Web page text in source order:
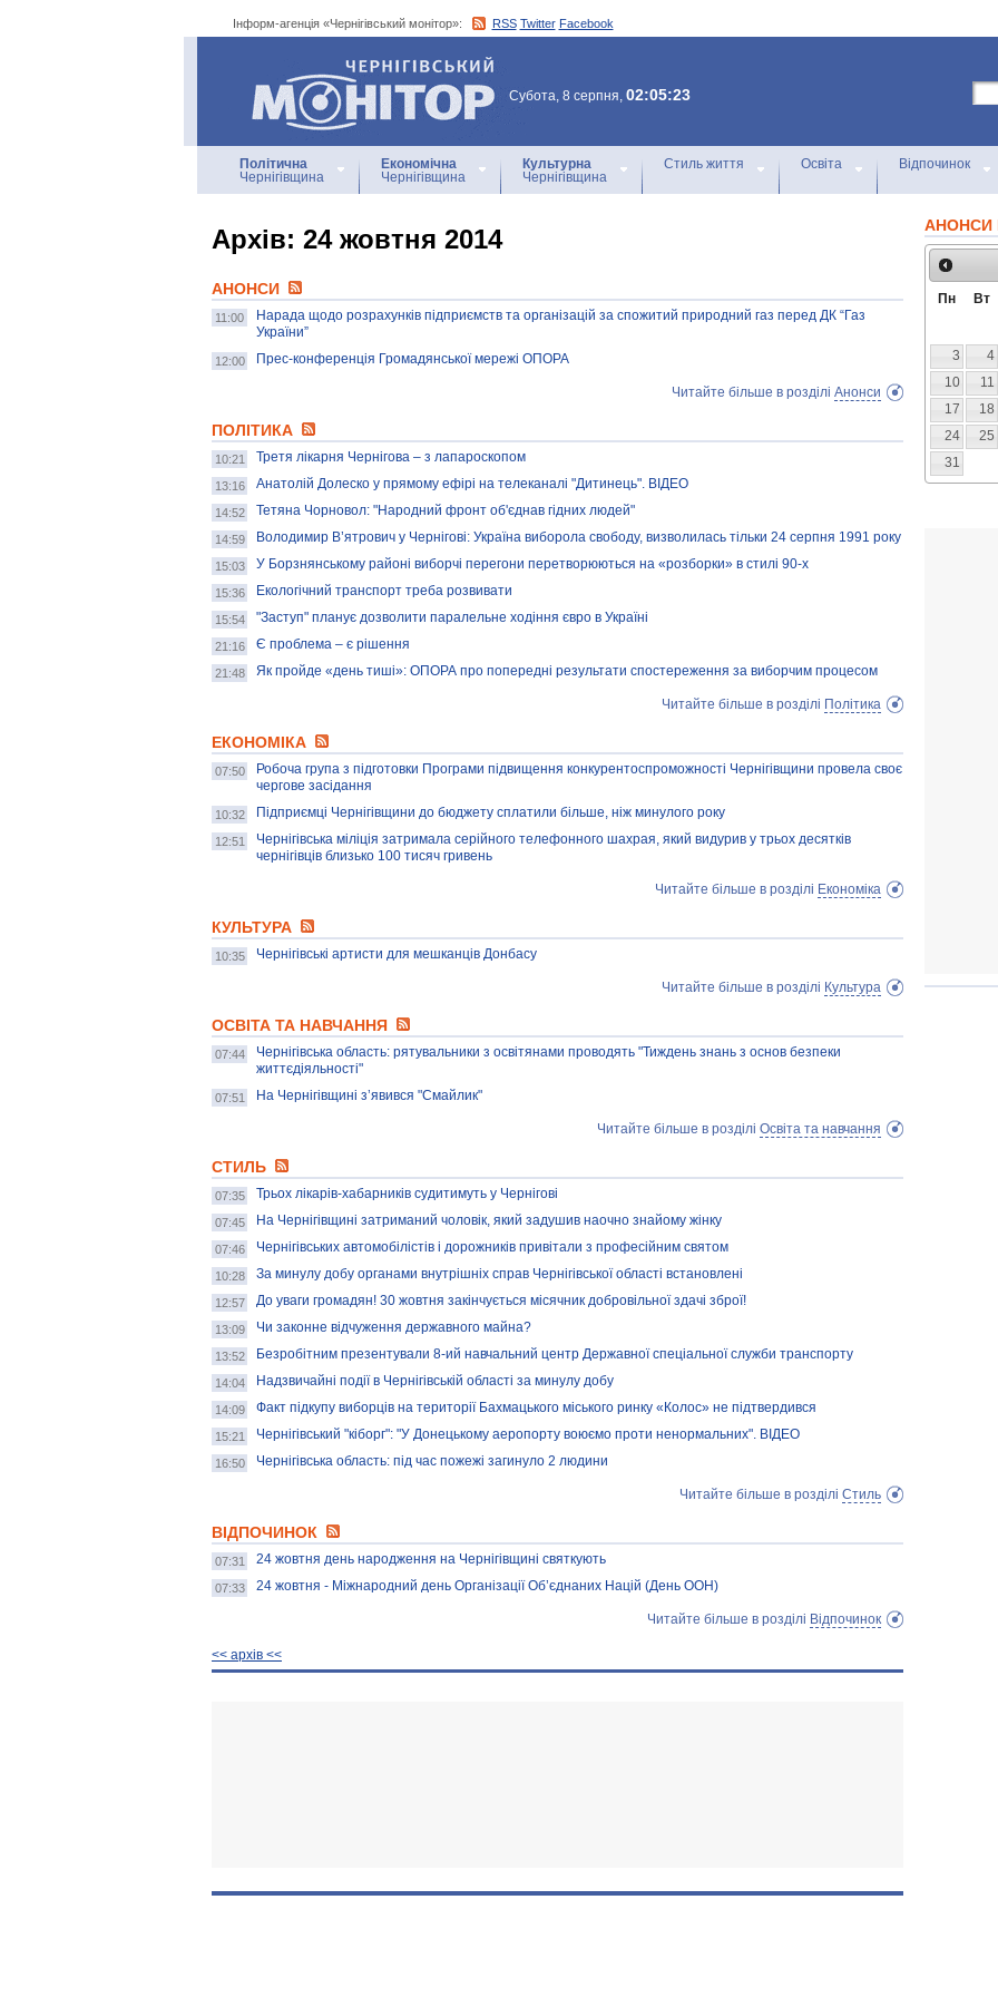
Інформ-агенція «Чернігівський монітор»: RSS Twitter Facebook
Інформ-агенція
«Чернігівський монітор»
Субота, 8 серпня, 02:05:23
Політична
Чернігівщина
Економічна
Чернігівщина
Культурна
Чернігівщина
Стиль життя Освіта Відпочинок
Архiв: 24 жовтня 2014
АНОНСИ
11:00
Нарада щодо розрахунків підприємств та організацій за спожитий природний газ перед ДК “Газ
України”
12:00 Прес-конференція Громадянської мережі ОПОРА
Читайте більше в розділі Анонси
ПОЛІТИКА
10:21 Третя лікарня Чернігова – з лапароскопом
13:16 Анатолій Долеско у прямому ефірі на телеканалі "Дитинець". ВІДЕО
14:52 Тетяна Чорновол: "Народний фронт об'єднав гідних людей"
14:59 Володимир В’ятрович у Чернігові: Україна виборола свободу, визволилась тільки 24 серпня 1991 року
15:03 У Борзнянському районі виборчі перегони перетворюються на «розборки» в стилі 90-х
15:36 Екологічний транспорт треба розвивати
15:54 "Заступ" планує дозволити паралельне ходіння євро в Україні
21:16 Є проблема – є рішення
21:48 Як пройде «день тиші»: ОПОРА про попередні результати спостереження за виборчим процесом
Читайте більше в розділі Політика
ЕКОНОМІКА
07:50
Робоча група з підготовки Програми підвищення конкурентоспроможності Чернігівщини провела своє
чергове засідання
10:32 Підприємці Чернігівщини до бюджету сплатили більше, ніж минулого року
12:51
Чернігівська міліція затримала серійного телефонного шахрая, який видурив у трьох десятків
чернігівців близько 100 тисяч гривень
Читайте більше в розділі Економіка
КУЛЬТУРА
10:35 Чернігівські артисти для мешканців Донбасу
Читайте більше в розділі Культура
ОСВІТА ТА НАВЧАННЯ
07:44
Чернігівська область: рятувальники з освітянами проводять "Тиждень знань з основ безпеки
життєдіяльності"
07:51 На Чернігівщині з’явився "Смайлик"
Читайте більше в розділі Освіта та навчання
СТИЛЬ
07:35 Трьох лікарів-хабарників судитимуть у Чернігові
07:45 На Чернігівщині затриманий чоловік, який задушив наочно знайому жінку
07:46 Чернігівських автомобілістів і дорожників привітали з професійним святом
10:28 За минулу добу органами внутрішніх справ Чернігівської області встановлені
12:57 До уваги громадян! 30 жовтня закінчується місячник добровільної здачі зброї!
13:09 Чи законне відчуження державного майна?
13:52 Безробітним презентували 8-ий навчальний центр Державної спеціальної служби транспорту
14:04 Надзвичайні події в Чернігівській області за минулу добу
14:09 Факт підкупу виборців на території Бахмацького міського ринку «Колос» не підтвердився
15:21 Чернігівський "кіборг": "У Донецькому аеропорту воюємо проти ненормальних". ВІДЕО
16:50 Чернігівська область: під час пожежі загинуло 2 людини
Читайте більше в розділі Стиль
ВІДПОЧИНОК
07:31 24 жовтня день народження на Чернігівщині святкують
07:33 24 жовтня - Міжнародний день Організації Об’єднаних Націй (День ООН)
Читайте більше в розділі Відпочинок
<< архiв <<
АНОНСИ
Пн Вт
3
4
10
11
17
18
24
25
31